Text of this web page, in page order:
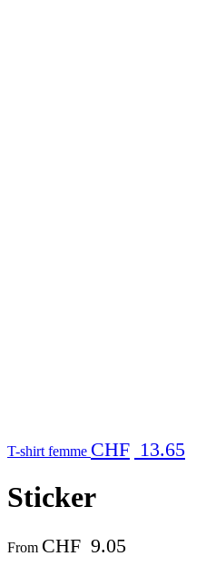
T-shirt femme CHF 13.65
Sticker
From CHF 9.05